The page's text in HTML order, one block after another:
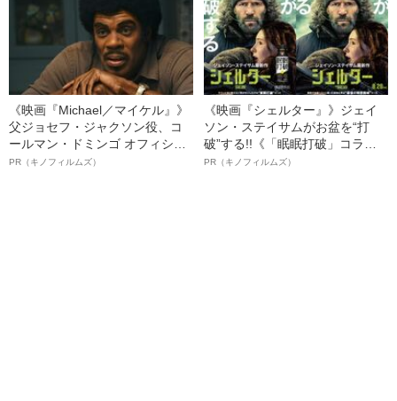
《映画『Michael／マイケル』》
父ジョセフ・ジャクソン役、コ
ールマン・ドミンゴ オフィシャ
ルインタビュー“観客を魅了した
PR（キノフィルムズ）
《映画『シェルター』》ジェイ
ソン・ステイサムがお盆を“打
破”する!!《「眠眠打破」コラ
ボ》
PR（キノフィルムズ）